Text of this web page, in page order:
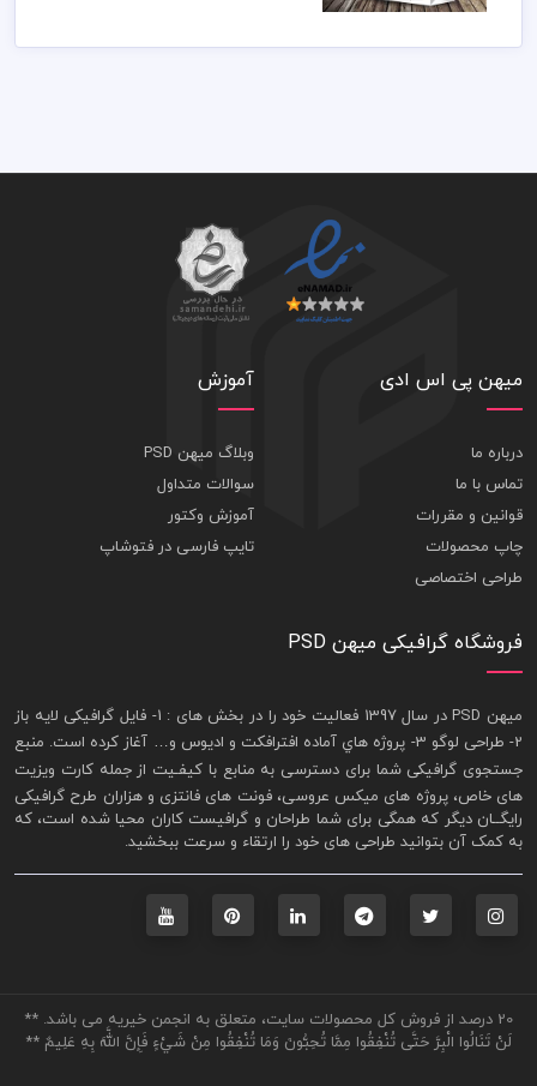
میهن پی اس ادی
درباره ما
تماس با ما
قوانین و مقررات
چاپ محصولات
طراحی اختصاصی
آموزش
وبلاگ میهن PSD
سوالات متداول
آموزش وکتور
تایپ فارسی در فتوشاپ
فروشگاه گرافیکی میهن PSD
ميهن PSD در سال 1397 فعاليت خود را در بخش های : 1-
فايل گرافيکی لايه باز
2- طراحی لوگو 3- پروژه هاي آماده افترافکت و اديوس و… آغاز کرده است. منبع
جستجوی گرافيکی شما برای دسترسی به منابع با کيفـيت از جملهکارت ويزيت
های خاص، پروژه های ميکس عروسی، فونت های فانتزی و هزاران طرح گرافیکی
رايگــان ديگر که همگی برای شما طراحان و گرافيست کاران محيا شده است، که
به کمک آن بتوانيد طراحی های خود را ارتقاء و سرعت ببخشيد.
20 درصد از فروش کل محصولات سایت، متعلق به انجمن خیریه می باشد. **
لَنْ تَنَالُوا الْبِرَّ حَتَّى تُنْفِقُوا مِمَّا تُحِبُّونَ وَمَا تُنْفِقُوا مِنْ شَيْءٍ فَإِنَّ اللَّهَ بِهِ عَلِيمٌ **